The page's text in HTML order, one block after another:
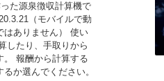
た源泉徴収計算機で
（モバイルで動
はありません） 使い
したり、手取りから
。 報酬から計算する
か選んでください。